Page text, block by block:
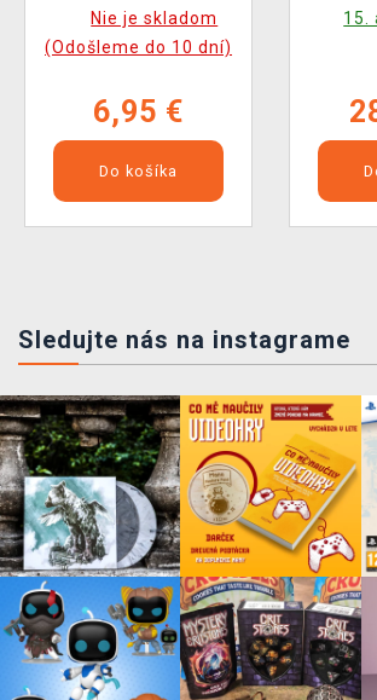
Nie je skladom
(Odošleme do 10 dní)
6,95 €
Do košíka
15.
Sledujte nás na instagrame